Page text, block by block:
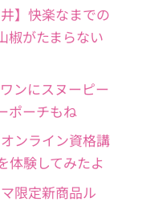
】快楽なまでの
椒がたまらない
ンにスヌーピー
ポーチもね
ンライン資格講
体験してみたよ
限定新商品ル